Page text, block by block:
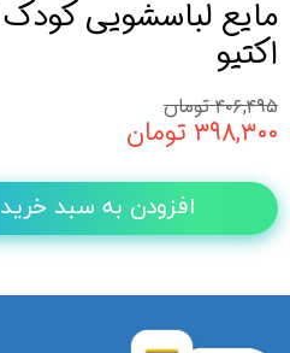
اکتیو
۴۰۶,۴۹۵ تومان
۳۹۸,۳۰۰ تومان
افزودن به سبد خرید